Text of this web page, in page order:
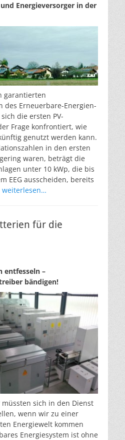
Energieversorger in der
garantierten
des Erneuerbare-Energien-
sich die ersten PV-
Frage konfrontiert, wie
genutzt werden kann.
in den ersten
waren, beträgt die
unter 10 kWp, die bis
EEG ausscheiden, bereits
weiterlesen…
für die
entfesseln –
bändigen!
sich in den Dienst
wenn wir zu einer
Energiewelt kommen
Energiesystem ist ohne